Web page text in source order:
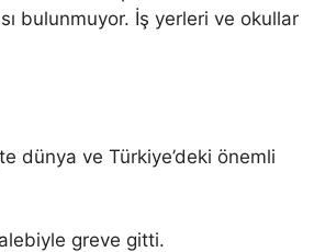
bulunmuyor. İş yerleri ve okullar
dünya ve Türkiye’deki önemli
greve gitti.